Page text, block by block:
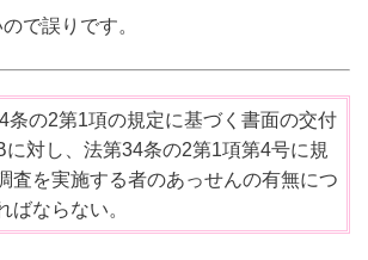
で誤りです。
条の2第1項の規定に基づく書面の交付
対し、法第34条の2第1項第4号に規
査を実施する者のあっせんの有無につ
ばならない。